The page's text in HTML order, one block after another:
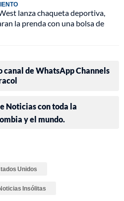
lanza chaqueta deportiva,
la prenda con una bolsa de
canal de WhatsApp Channels
Noticias con toda la
y el mundo.
Unidos
Insólitas